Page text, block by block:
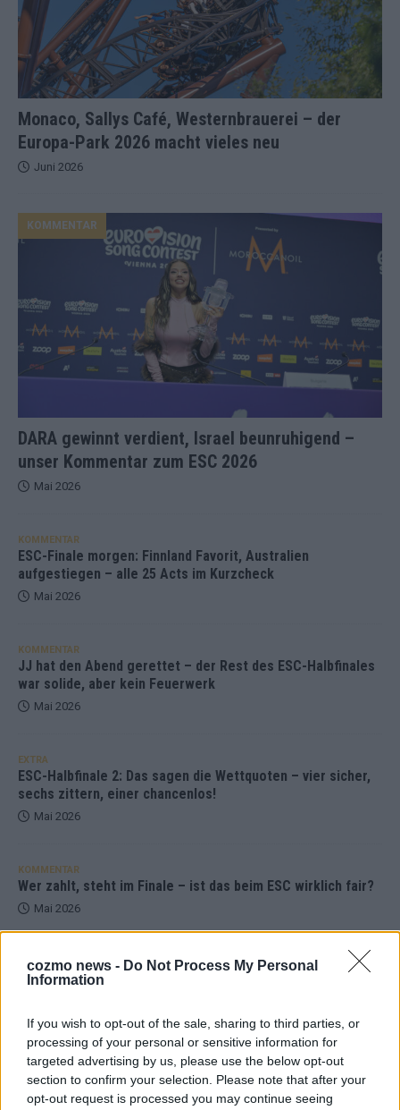
cozmo news - Do Not Process My Personal
Information
If you wish to opt-out of the sale, sharing to third parties, or
processing of your personal or sensitive information for
targeted advertising by us, please use the below opt-out
section to confirm your selection. Please note that after your
opt-out request is processed you may continue seeing
Monaco, Sallys Café, Westernbrauerei – der
Europa-Park 2026 macht vieles neu
Juni 2026
DARA gewinnt verdient, Israel beunruhigend –
unser Kommentar zum ESC 2026
KOMMENTAR
Mai 2026
KOMMENTAR
ESC-Finale morgen: Finnland Favorit, Australien
aufgestiegen – alle 25 Acts im Kurzcheck
Mai 2026
KOMMENTAR
JJ hat den Abend gerettet – der Rest des ESC-Halbfinales
war solide, aber kein Feuerwerk
Mai 2026
EXTRA
ESC-Halbfinale 2: Das sagen die Wettquoten – vier sicher,
sechs zittern, einer chancenlos!
Mai 2026
KOMMENTAR
Wer zahlt, steht im Finale – ist das beim ESC wirklich fair?
Mai 2026
EXTRA
Eurovision Song Contest 2026: Das erste Halbfinale – der
Mai 2026
AD